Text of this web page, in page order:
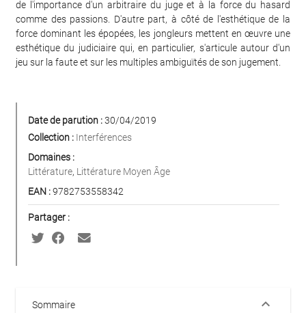
de l'importance d'un arbitraire du juge et à la force du hasard
comme des passions. D'autre part, à côté de l'esthétique de la
force dominant les épopées, les jongleurs mettent en œuvre une
esthétique du judiciaire qui, en particulier, s'articule autour d'un
jeu sur la faute et sur les multiples ambiguïtés de son jugement.
Date de parution :30/04/2019
Collection : Interférences
Domaines :
Littérature, Littérature Moyen Âge
EAN :9782753558342
Partager :
Sommaire keyboard_arrow_down